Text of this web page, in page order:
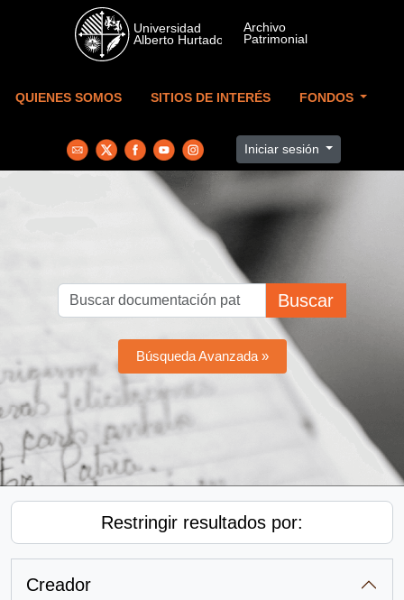
Skip to main content
QUIENES SOMOS SITIOS DE INTERÉS FONDOS
Iniciar sesión
Buscar
Búsqueda Avanzada »
Restringir resultados por:
Creador